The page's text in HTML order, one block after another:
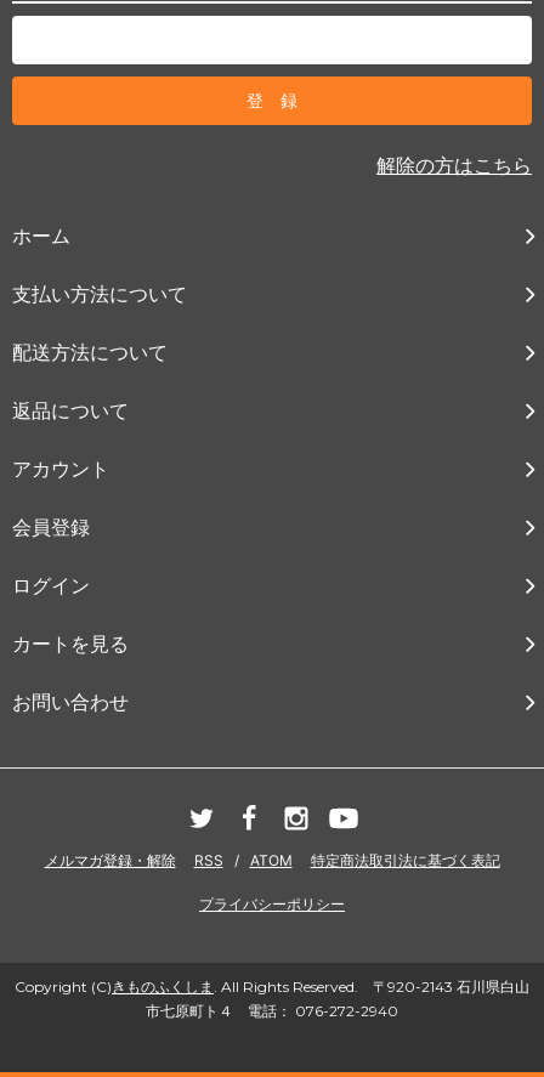
解除の方はこちら
ホーム
支払い方法について
配送方法について
返品について
アカウント
会員登録
ログイン
カートを見る
お問い合わせ
メルマガ登録・解除 RSS / ATOM 特定商法取引法に基づく表記
プライバシーポリシー
Copyright (C) きものふくしま . All Rights Reserved. 〒920-2143 石川県白山
市七原町ト４ 電話： 076-272-2940